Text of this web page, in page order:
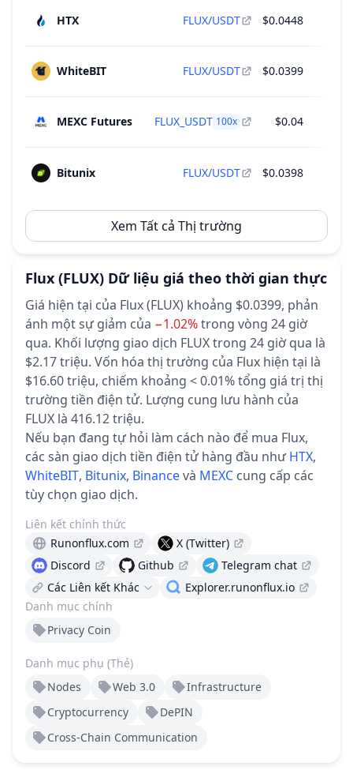
HTX FLUX/USDT $0.0448
WhiteBIT FLUX/USDT $0.0399
MEXC Futures FLUX_USDT 100x $0.04
Bitunix FLUX/USDT $0.0398
Xem Tất cả Thị trường
Flux (FLUX) Dữ liệu giá theo thời gian thực
Giá hiện tại của Flux (FLUX) khoảng $0.0399, phản
ánh một sự giảm của −1.02%trong vòng 24 giờ
qua. Khối lượng giao dịch FLUX trong 24 giờ qua là
$2.17 triệu. Vốn hóa thị trường của Flux hiện tại là
$16.60 triệu, chiếm khoảng < 0.01% tổng giá trị thị
trường tiền điện tử. Lượng cung lưu hành của
FLUX là 416.12 triệu.
Nếu bạn đang tự hỏi làm cách nào để mua Flux,
các sàn giao dịch tiền điện tử hàng đầu như HTX,
WhiteBIT, Bitunix, Binancevà MEXC cung cấp các
tùy chọn giao dịch.
Danh mục chính
Privacy Coin
Danh mục phụ (Thẻ)
Nodes
Web 3.0
Infrastructure
Cryptocurrency
DePIN
Cross-Сhain Communication
Liên kết chính thức
Runonflux.com
X (Twitter)
Discord
Github
Telegram chat
Các Liên kết Khác
Explorer.runonflux.io